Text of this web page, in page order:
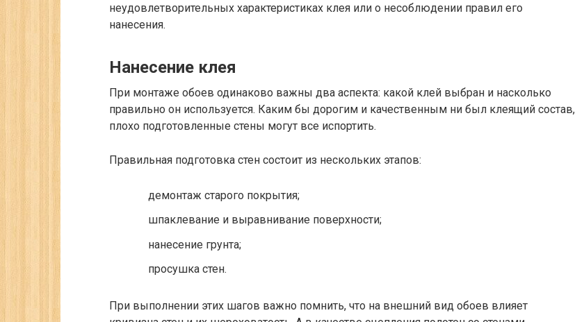
неудовлетворительных характеристиках клея или о несоблюдении правил его
нанесения.
Нанесение клея
При монтаже обоев одинаково важны два аспекта: какой клей выбран и насколько
правильно он используется. Каким бы дорогим и качественным ни был клеящий состав,
плохо подготовленные стены могут все испортить.
Правильная подготовка стен состоит из нескольких этапов:
демонтаж старого покрытия;
шпаклевание и выравнивание поверхности;
нанесение грунта;
просушка стен.
При выполнении этих шагов важно помнить, что на внешний вид обоев влияет